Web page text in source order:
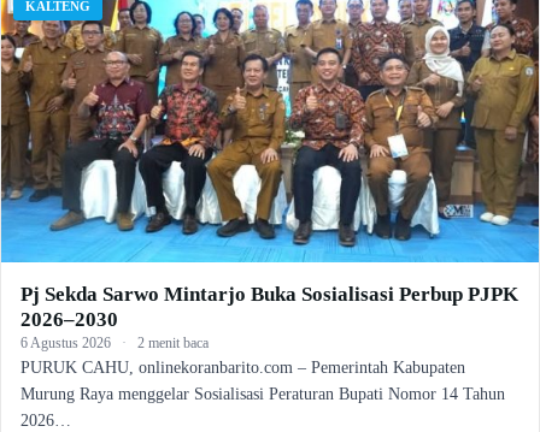
KALTENG
Pj Sekda Sarwo Mintarjo Buka Sosialisasi Perbup PJPK
2026–2030
6 Agustus 2026 · 2 menit baca
PURUK CAHU, onlinekoranbarito.com – Pemerintah Kabupaten
Murung Raya menggelar Sosialisasi Peraturan Bupati Nomor 14 Tahun
2026…